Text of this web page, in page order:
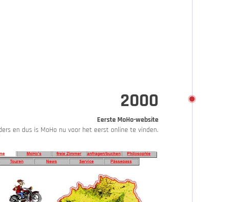
2000
Eerste MoHo-website
en dus is MoHo nu voor het eerst online te vinden.